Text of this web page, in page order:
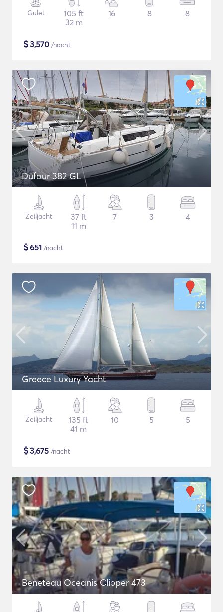
Gulet
105 ft
32 m
16 8 8
$3,570 /nacht
Dufour 382 GL
Zeiljacht
37 ft
11 m
7 3 4
$651 /nacht
Greece Luxury Yacht
Zeiljacht
135 ft
41 m
10 5 5
$3,675 /nacht
Beneteau Oceanis Clipper 473